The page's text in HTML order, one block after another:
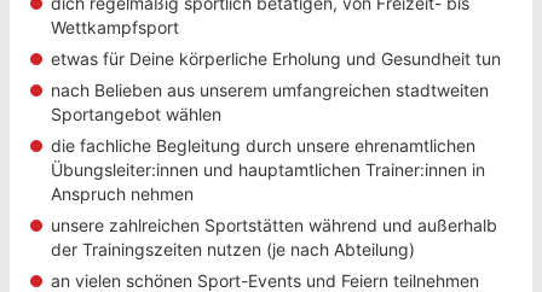
Wettkampfsport
etwas für Deine körperliche Erholung und Gesundheit tun
nach Belieben aus unserem umfangreichen stadtweiten
Sportangebot wählen
die fachliche Begleitung durch unsere ehrenamtlichen
Übungsleiter:innen und hauptamtlichen Trainer:innen in
Anspruch nehmen
unsere zahlreichen Sportstätten während und außerhalb
der Trainingszeiten nutzen (je nach Abteilung)
an vielen schönen Sport-Events und Feiern teilnehmen